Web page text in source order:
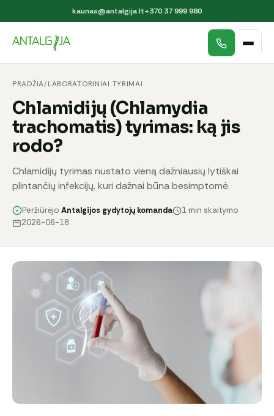
kaunas@antalgija.lt+370 37 999 980
PRADŽIA/LABORATORINIAI TYRIMAI
Chlamidijų (Chlamydia
trachomatis) tyrimas: ką jis
rodo?
Chlamidijų tyrimas nustato vieną dažniausių lytiškai
plintančių infekcijų, kuri dažnai būna besimptomė.
Peržiūrėjo Antalgijos gydytojų komanda
1 min skaitymo
2026-06-18